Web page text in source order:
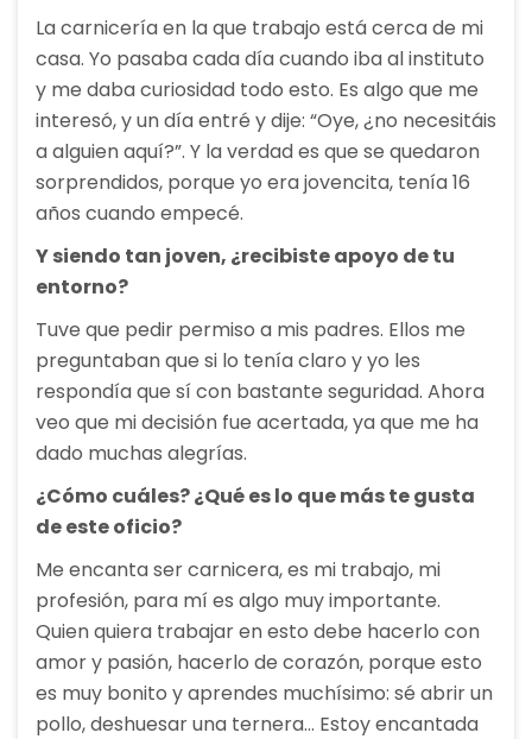
La carnicería en la que trabajo está cerca de mi
casa. Yo pasaba cada día cuando iba al instituto
y me daba curiosidad todo esto. Es algo que me
interesó, y un día entré y dije: “Oye, ¿no necesitáis
a alguien aquí?”. Y la verdad es que se quedaron
sorprendidos, porque yo era jovencita, tenía 16
años cuando empecé.
Y siendo tan joven, ¿recibiste apoyo de tu
entorno?
Tuve que pedir permiso a mis padres. Ellos me
preguntaban que si lo tenía claro y yo les
respondía que sí con bastante seguridad. Ahora
veo que mi decisión fue acertada, ya que me ha
dado muchas alegrías.
¿Cómo cuáles? ¿Qué es lo que más te gusta
de este oficio?
Me encanta ser carnicera, es mi trabajo, mi
profesión, para mí es algo muy importante.
Quien quiera trabajar en esto debe hacerlo con
amor y pasión, hacerlo de corazón, porque esto
es muy bonito y aprendes muchísimo: sé abrir un
pollo, deshuesar una ternera… Estoy encantada